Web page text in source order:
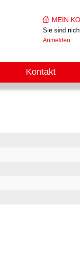
MEIN
Sie sind
Anmelden
Kontakt